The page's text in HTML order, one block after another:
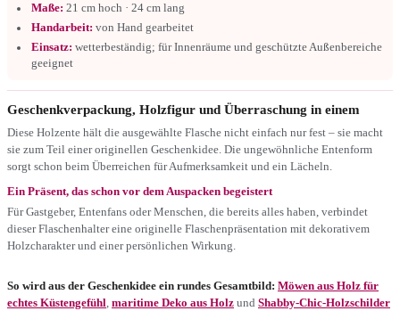
Maße: 21 cm hoch · 24 cm lang
Handarbeit: von Hand gearbeitet
Einsatz: wetterbeständig; für Innenräume und geschützte Außenbereiche
geeignet
Geschenkverpackung, Holzfigur und Überraschung in einem
Diese Holzente hält die ausgewählte Flasche nicht einfach nur fest – sie macht
sie zum Teil einer originellen Geschenkidee. Die ungewöhnliche Entenform
sorgt schon beim Überreichen für Aufmerksamkeit und ein Lächeln.
Ein Präsent, das schon vor dem Auspacken begeistert
Für Gastgeber, Entenfans oder Menschen, die bereits alles haben, verbindet
dieser Flaschenhalter eine originelle Flaschenpräsentation mit dekorativem
Holzcharakter und einer persönlichen Wirkung.
So wird aus der Geschenkidee ein rundes Gesamtbild: Möwen aus Holz für
echtes Küstengefühl maritime Deko aus Holz und Shabby-Chic-Holzschilder